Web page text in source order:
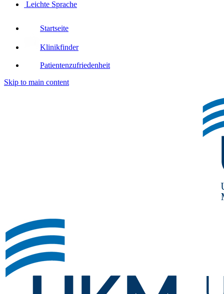
Leichte Sprache
Startseite
Klinikfinder
Patientenzufriedenheit
Skip to main content